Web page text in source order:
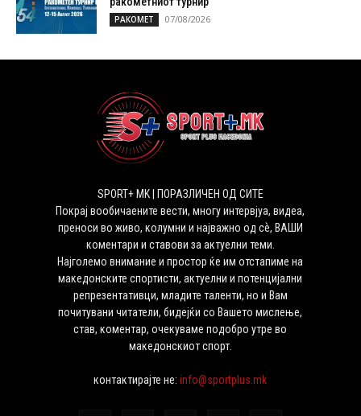
РАКОМЕТ 07/08/2026
SPORT+ MK | ПОРАЗЛИЧЕН ОД СИТЕ
Покрај вообичаените вести, многу интервјуа, видеа,
преноси во живо, колумни и најважно од сѐ, ВАШИ
коментари и ставови за актуелни теми.
Најголемо внимание и простор ќе им отстапиме на
македонските спортисти, актуелни и потенцијални
репрезентативци, младите таленти, но и Вам
почитувани читатели, бидејќи со Вашето мислење,
став, коментар, очекуваме подобро утре во
македонскиот спорт.
контактирајте не:info@sportplus.mk